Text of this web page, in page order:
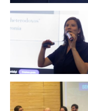
Zoom
Zoom